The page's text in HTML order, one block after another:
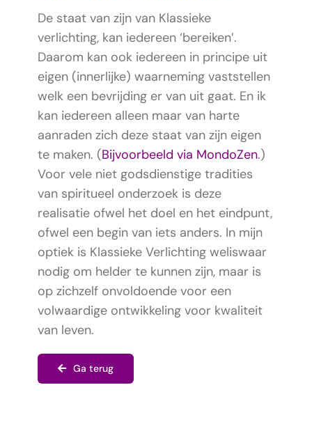
De staat van zijn van Klassieke
verlichting, kan iedereen ‘bereiken’.
Daarom kan ook iedereen in principe uit
eigen (innerlijke) waarneming vaststellen
welk een bevrijding er van uit gaat. En ik
kan iedereen alleen maar van harte
aanraden zich deze staat van zijn eigen
te maken. (Bijvoorbeeld via MondoZen.)
Voor vele niet godsdienstige tradities
van spiritueel onderzoek is deze
realisatie ofwel het doel en het eindpunt,
ofwel een begin van iets anders. In mijn
optiek is Klassieke Verlichting weliswaar
nodig om helder te kunnen zijn, maar is
op zichzelf onvoldoende voor een
volwaardige ontwikkeling voor kwaliteit
van leven.
Ga terug